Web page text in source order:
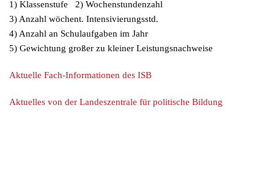
1) Klassenstufe 2) Wochenstundenzahl
3) Anzahl wöchent. Intensivierungsstd.
4) Anzahl an Schulaufgaben im Jahr
5) Gewichtung großer zu kleiner Leistungsnachweise
Aktuelle Fach-Informationen des ISB
Aktuelles von der Landeszentrale für politische Bildung